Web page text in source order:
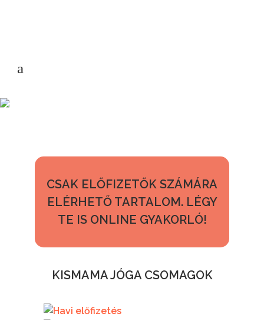
CSAK ELŐFIZETŐK SZÁMÁRA
ELÉRHETŐ TARTALOM. LÉGY
TE IS ONLINE GYAKORLÓ!
KISMAMA JÓGA CSOMAGOK